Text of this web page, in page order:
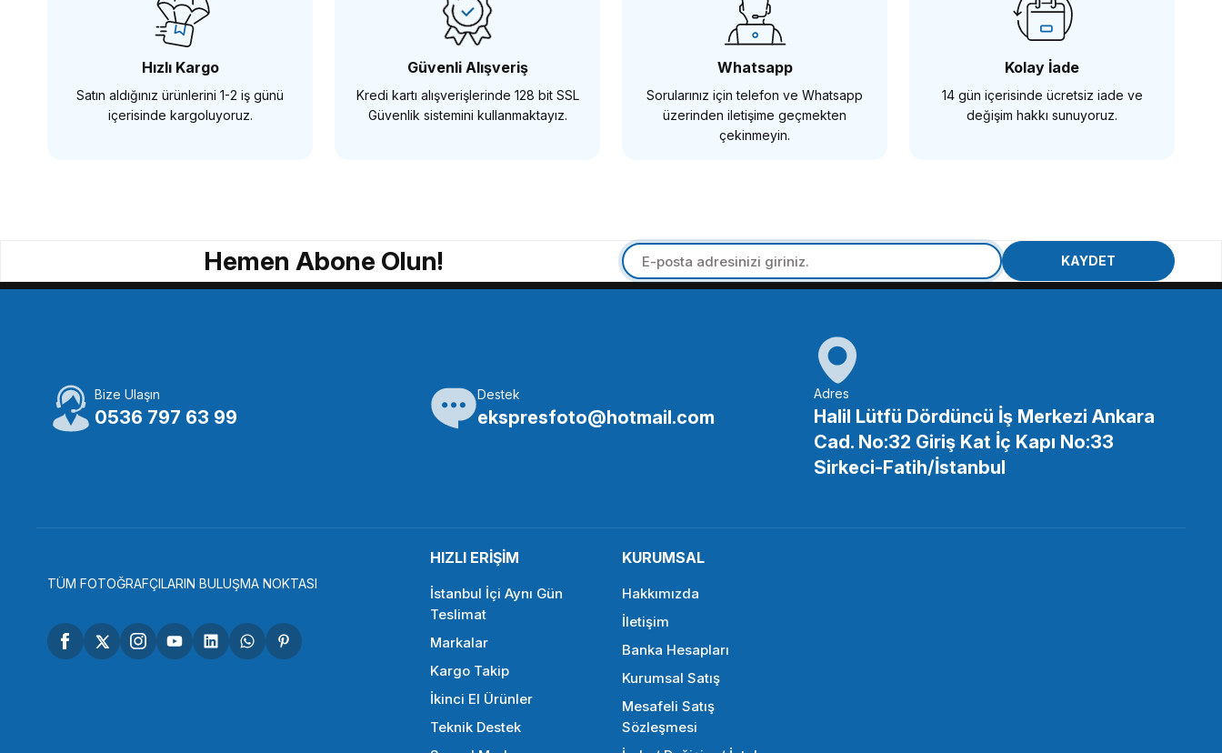
SEPETE EKLE SEPETE EKLE
2.638,94 TL 548,86 TL 3.078,90 TL
SMALLRİG
SEPETE EKLE
SMALLRİG
SmallRig APT2510 BMPCC 4K ve 6K için Hafif Üst ​​Plakası
SMALLRİG SMALLRİG
SmallRig CCC2515B Canon EOS M6 II İçin Kafes
Hızlı Kargo
Satın aldığınız ürünlerini 1-2 iş günü
içerisinde kargoluyoruz.
Güvenli Alışveriş
Kredi kartı alışverişlerinde 128 bit SSL
Güvenlik sistemini kullanmaktayız.
Whatsapp
Sorularınız için telefon ve Whatsapp
üzerinden iletişime geçmekten
çekinmeyin.
Kolay İade
14 gün içerisinde ücretsiz iade ve
değişim hakkı sunuyoruz.
Hemen Abone Olun! KAYDET
Bize Ulaşın
0536 797 63 99
Destek
ekspresfoto@hotmail.com
Adres
Halil Lütfü Dördüncü İş Merkezi Ankara
Cad. No:32 Giriş Kat İç Kapı No:33
Sirkeci-Fatih/İstanbul
TÜM FOTOĞRAFÇILARIN BULUŞMA NOKTASI
HIZLI ERİŞİM
İstanbul İçi Aynı Gün
Teslimat
Markalar
Kargo Takip
İkinci El Ürünler
Teknik Destek
KURUMSAL
Hakkımızda
İletişim
Banka Hesapları
Kurumsal Satış
Mesafeli Satış
Sözleşmesi